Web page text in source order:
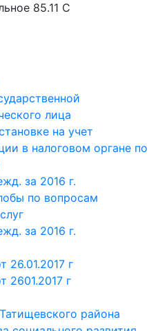
85.11 C
лица
на учет
в налоговом органе по
за 2016 г.
по вопросам
за 2016 г.
26.01.2017 г
2601.2017 г
района